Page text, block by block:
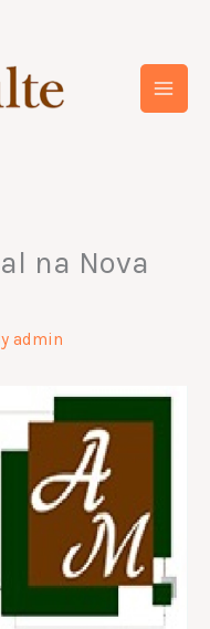
na Nova
admin